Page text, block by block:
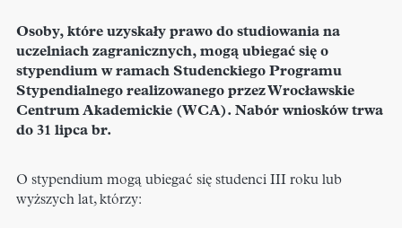
Osoby, które uzyskały prawo do studiowania na
uczelniach zagranicznych, mogą ubiegać się o
stypendium w ramach Studenckiego Programu
Stypendialnego realizowanego przez Wrocławskie
Centrum Akademickie (WCA). Nabór wniosków trwa
do 31 lipca br.
O stypendium mogą ubiegać się studenci III roku lub
wyższych lat, którzy: